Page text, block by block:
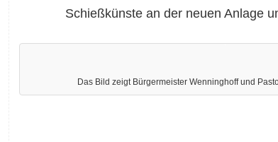
Schießkünste an der neuen Anlage
Das Bild zeigt Bürgermeister Wenninghoff und